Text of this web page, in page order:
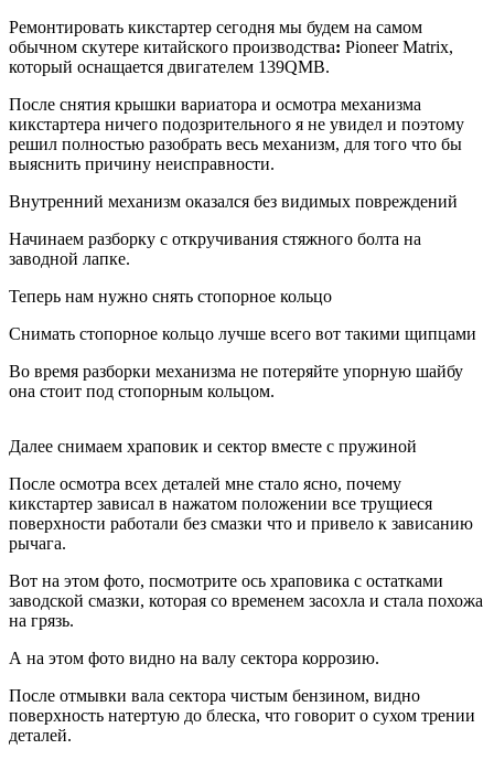
Ремонтировать кикстартер сегодня мы будем на самом
обычном скутере китайского производства: Pioneer Matrix,
который оснащается двигателем 139QMB.
После снятия крышки вариатора и осмотра механизма
кикстартера ничего подозрительного я не увидел и поэтому
решил полностью разобрать весь механизм, для того что бы
выяснить причину неисправности.
Внутренний механизм оказался без видимых повреждений
Начинаем разборку с откручивания стяжного болта на
заводной лапке.
Теперь нам нужно снять стопорное кольцо
Снимать стопорное кольцо лучше всего вот такими щипцами
Во время разборки механизма не потеряйте упорную шайбу
она стоит под стопорным кольцом.
Далее снимаем храповик и сектор вместе с пружиной
После осмотра всех деталей мне стало ясно, почему
кикстартер зависал в нажатом положении все трущиеся
поверхности работали без смазки что и привело к зависанию
рычага.
Вот на этом фото, посмотрите ось храповика с остатками
заводской смазки, которая со временем засохла и стала похожа
на грязь.
А на этом фото видно на валу сектора коррозию.
После отмывки вала сектора чистым бензином, видно
поверхность натертую до блеска, что говорит о сухом трении
деталей.